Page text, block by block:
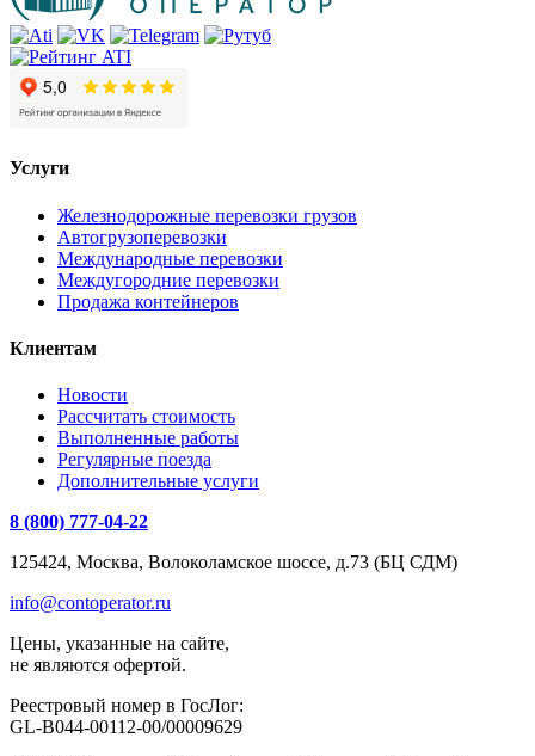
Услуги
Железнодорожные перевозки грузов
Автогрузоперевозки
Международные перевозки
Междугородние перевозки
Продажа контейнеров
Клиентам
Новости
Рассчитать стоимость
Выполненные работы
Регулярные поезда
Дополнительные услуги
8 (800) 777-04-22
125424, Москва, Волоколамское шоссе, д.73 (БЦ СДМ)
info@contoperator.ru
Цены, указанные на сайте,
не являются офертой.
Реестровый номер в ГосЛог:
GL-B044-00112-00/00009629